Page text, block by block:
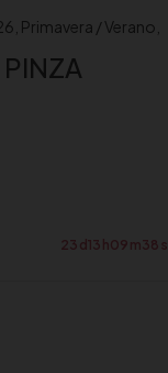
Primavera / Verano
23 d 13 h09 m37 s